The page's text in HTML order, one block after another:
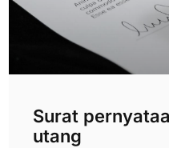
Surat
utang